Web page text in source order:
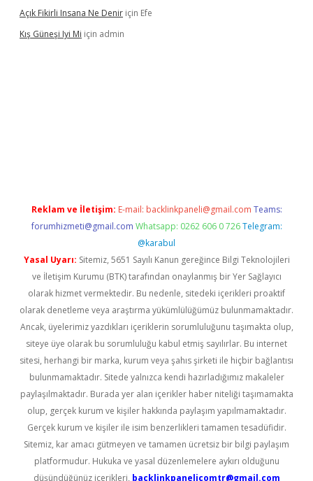
Açık Fikirli Insana Ne Denir için Efe
Kış Güneşi Iyi Mi için admin
Reklam ve İletişim: E-mail: backlinkpaneli@gmail.com Teams:
forumhizmeti@gmail.com Whatsapp: 0262 606 0 726 Telegram:
@karabul
Yasal Uyarı: Sitemiz, 5651 Sayılı Kanun gereğince Bilgi Teknolojileri
ve İletişim Kurumu (BTK) tarafından onaylanmış bir Yer Sağlayıcı
olarak hizmet vermektedir. Bu nedenle, sitedeki içerikleri proaktif
olarak denetleme veya araştırma yükümlülüğümüz bulunmamaktadır.
Ancak, üyelerimiz yazdıkları içeriklerin sorumluluğunu taşımakta olup,
siteye üye olarak bu sorumluluğu kabul etmiş sayılırlar. Bu internet
sitesi, herhangi bir marka, kurum veya şahıs şirketi ile hiçbir bağlantısı
bulunmamaktadır. Sitede yalnızca kendi hazırladığımız makaleler
paylaşılmaktadır. Burada yer alan içerikler haber niteliği taşımamakta
olup, gerçek kurum ve kişiler hakkında paylaşım yapılmamaktadır.
Gerçek kurum ve kişiler ile isim benzerlikleri tamamen tesadüfidir.
Sitemiz, kar amacı gütmeyen ve tamamen ücretsiz bir bilgi paylaşım
platformudur. Hukuka ve yasal düzenlemelere aykırı olduğunu
düşündüğünüz içerikleri, backlinkpanelicomtr@gmail.com